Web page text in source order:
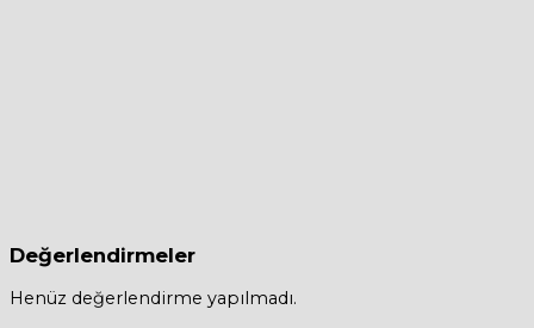
Değerlendirmeler
Henüz değerlendirme yapılmadı.